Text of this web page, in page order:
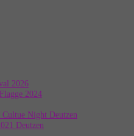
2026
2024
Night Deutzen
Deutzen